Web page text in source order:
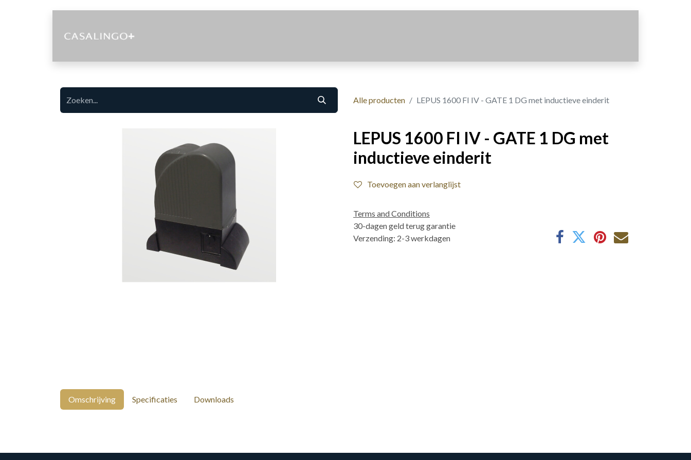
Alle producten LEPUS 1600 FI IV - GATE 1 DG met inductieve einderit
LEPUS 1600 FI IV - GATE 1 DG met
inductieve einderit
Toevoegen aan verlanglijst
Terms and Conditions
30-dagen geld terug garantie
Verzending: 2-3 werkdagen
Omschrijving Specificaties Downloads